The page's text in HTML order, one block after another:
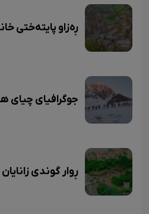
ڕەزاو پایتەختی
جوگرافیای چیای
ڕوار گوندی